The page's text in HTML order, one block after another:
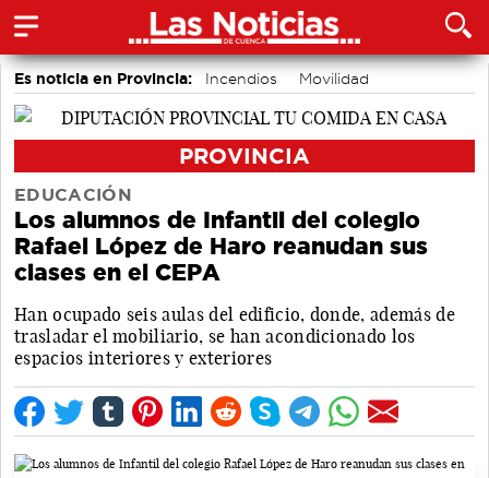
Es noticia en Provincia: Incendios Movilidad
PROVINCIA
EDUCACIÓN
Los alumnos de Infantil del colegio
Rafael López de Haro reanudan sus
clases en el CEPA
Han ocupado seis aulas del edificio, donde, además de
trasladar el mobiliario, se han acondicionado los
espacios interiores y exteriores